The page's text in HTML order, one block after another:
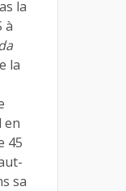
la
à
la
en
45
sa